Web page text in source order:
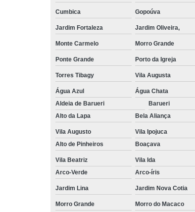
Cumbica Gopoúva
Jardim Fortaleza Jardim Oliveira,
Monte Carmelo Morro Grande
Ponte Grande Porto da Igreja
Torres Tibagy Vila Augusta
Água Azul
Água Chata
Aldeia de Barueri
Barueri
Alto da Lapa
Bela Aliança
Vila Augusto Vila Ipojuca
Alto de Pinheiros
Boaçava
Vila Beatriz Vila Ida
Arco-Verde
Arco-íris
Jardim Lina Jardim Nova Cotia
Morro Grande Morro do Macaco